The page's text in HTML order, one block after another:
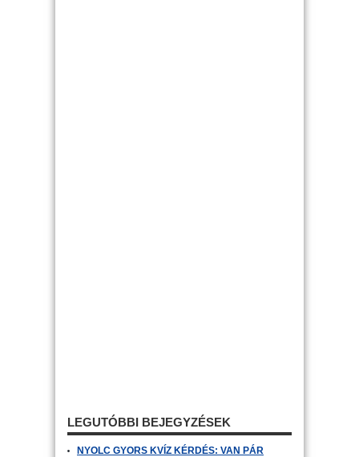
LEGUTÓBBI BEJEGYZÉSEK
NYOLC GYORS KVÍZ KÉRDÉS: VAN PÁR